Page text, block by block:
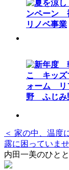
＜ 家の中、温度
露に困っていま
内田一美のひと